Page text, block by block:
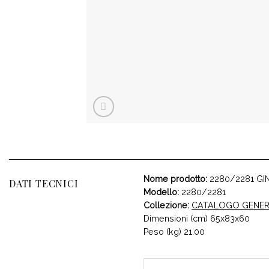
DATI TECNICI Nome prodotto: 2280/2281
Modello: 2280/2281
Collezione: CATALOGO
Dimensioni (cm) 65x83x60
Peso (kg) 21.00